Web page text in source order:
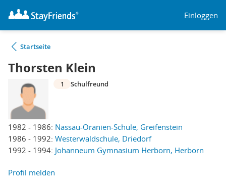
Einloggen
Startseite
Thorsten Klein
1982 - 1986: Nassau-Oranien-Schule, Greifenstein
1986 - 1992: Westerwaldschule, Driedorf
1992 - 1994: Johanneum Gymnasium Herborn, Herborn
1 Schulfreund
Profil melden